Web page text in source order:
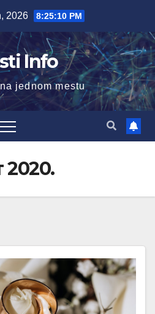
2026 8:25:11 PM
Info
jednom mestu
2020.